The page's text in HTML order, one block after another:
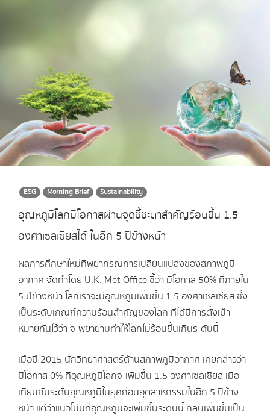
ESG Morning Brief Sustainability
อุณหภูมิโลกมีโอกาสผ่านจุดชี้ชะตาสำคัญร้อนขึ้น 1.5
องศาเซลเซียสได้ ในอีก 5 ปีข้างหน้า
ผลการศึกษาใหม่ที่พยากรณ์การเปลี่ยนแปลงของสภาพภูมิ
อากาศ จัดทำโดย U.K. Met Office ชี้ว่า มีโอกาส 50% ที่ภายใน
5 ปีข้างหน้า โลกเราจะมีอุณหภูมิเพิ่มขึ้น 1.5 องศาเซลเซียส ซึ่ง
เป็นระดับเกณฑ์ความร้อนสำคัญของโลก ที่ได้มีการตั้งเป้า
หมายกันไว้ว่า จะพยายามทำให้โลกไม่ร้อนขึ้นเกินระดับนี้
เมื่อปี 2015 นักวิทยาศาสตร์ด้านสภาพภูมิอากาศ เคยกล่าวว่า
มีโอกาส 0% ที่อุณหภูมิโลกจะเพิ่มขึ้น 1.5 องศาเซลเซียส เมื่อ
เทียบกับระดับอุณหภูมิในยุคก่อนอุตสาหกรรมในอีก 5 ปีข้าง
หน้า แต่ว่าแนวโน้มที่อุณหภูมิจะเพิ่มขึ้นระดับนี้ กลับเพิ่มขึ้นเป็น